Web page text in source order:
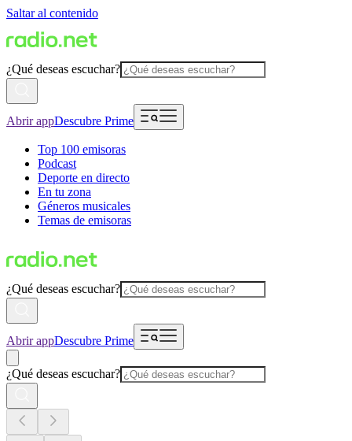
Saltar al contenido
¿Qué deseas escuchar?
Abrir appDescubre Prime
Top 100 emisoras
Podcast
Deporte en directo
En tu zona
Géneros musicales
Temas de emisoras
¿Qué deseas escuchar?
Abrir appDescubre Prime
¿Qué deseas escuchar?